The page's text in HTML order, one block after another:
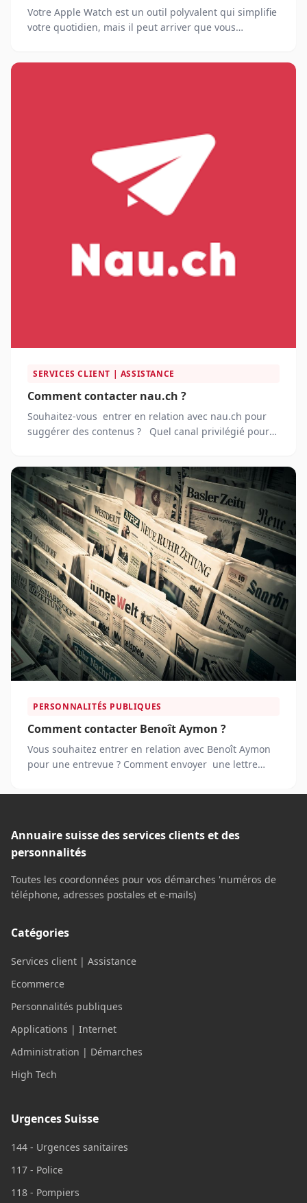
Votre Apple Watch est un outil polyvalent qui simplifie
votre quotidien, mais il peut arriver que vous
SERVICES CLIENT | ASSISTANCE
Comment contacter nau.ch ?
Souhaitez-vous entrer en relation avec nau.ch pour
suggérer des contenus ? Quel canal privilégié pour
PERSONNALITÉS PUBLIQUES
Comment contacter Benoît Aymon ?
Vous souhaitez entrer en relation avec Benoît Aymon
pour une entrevue ? Comment envoyer une lettre
Annuaire suisse des services clients et des
personnalités
Toutes les coordonnées pour vos démarches 'numéros de
téléphone, adresses postales et e-mails)
Catégories
Services client | Assistance
Ecommerce
Personnalités publiques
Applications | Internet
Administration | Démarches
High Tech
Urgences Suisse
144 - Urgences sanitaires
117 - Police
118 - Pompiers